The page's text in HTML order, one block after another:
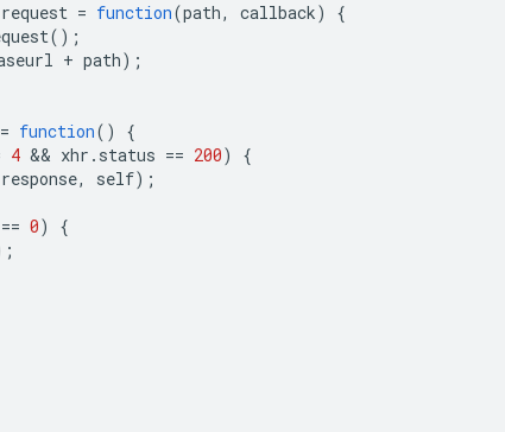
request = function(path, callback)
{
();
+ path);
= function()
{
4 && xhr . status == 200)
{
response, self);
== 0)
{